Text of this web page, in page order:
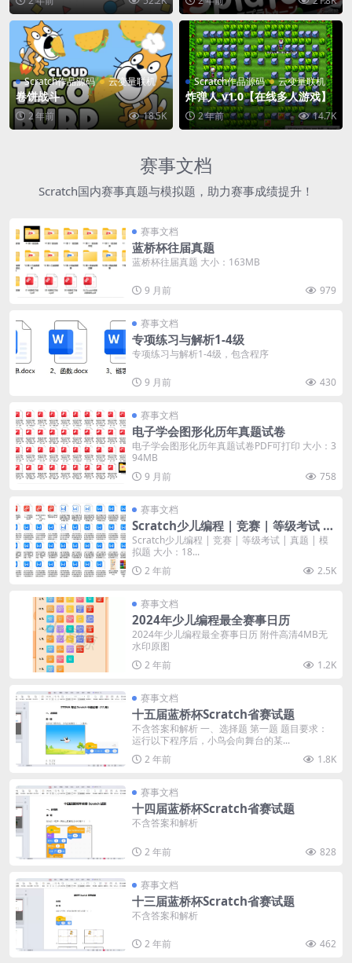
Scratch作品源码 云变量联机
卷饼战斗
2 年前 18.5K
Scratch作品源码 云变量联机
炸弹人 v1.0【在线多人游戏】
2 年前 14.7K
赛事文档
Scratch国内赛事真题与模拟题，助力赛事成绩提升！
赛事文档
蓝桥杯往届真题
蓝桥杯往届真题 大小：163MB
9 月前 979
赛事文档
专项练习与解析1-4级
专项练习与解析1-4级，包含程序
9 月前 430
赛事文档
电子学会图形化历年真题试卷
电子学会图形化历年真题试卷PDF可打印 大小：3
94MB
9 月前
758
赛事文档
Scratch少儿编程 | 竞赛 | 等级考试 |
真题 | 模拟题
Scratch少儿编程 | 竞赛 | 等级考试 | 真题 | 模
拟题 大小：18...
2 年前
2.5K
赛事文档
2024年少儿编程最全赛事日历
2024年少儿编程最全赛事日历 附件高清4MB无
水印原图
2 年前
1.2K
赛事文档
十五届蓝桥杯Scratch省赛试题
不含答案和解析 一、选择题 第一题 题目要求：
运行以下程序后，小鸟会向舞台的某...
2 年前
1.8K
赛事文档
十四届蓝桥杯Scratch省赛试题
不含答案和解析
2 年前 828
赛事文档
十三届蓝桥杯Scratch省赛试题
不含答案和解析
2 年前 462